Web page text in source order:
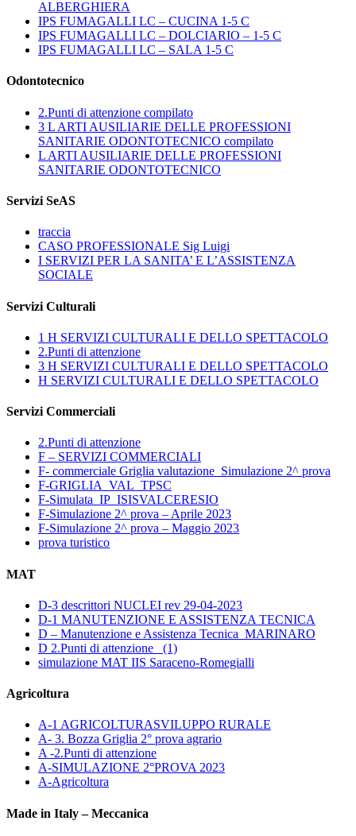
ALBERGHIERA
IPS FUMAGALLI LC – CUCINA 1-5 C
IPS FUMAGALLI LC – DOLCIARIO – 1-5 C
IPS FUMAGALLI LC – SALA 1-5 C
Odontotecnico
2.Punti di attenzione compilato
3 L ARTI AUSILIARIE DELLE PROFESSIONI
SANITARIE ODONTOTECNICO compilato
L ARTI AUSILIARIE DELLE PROFESSIONI
SANITARIE ODONTOTECNICO
Servizi SeAS
traccia
CASO PROFESSIONALE Sig Luigi
I SERVIZI PER LA SANITA’ E L’ASSISTENZA
SOCIALE
Servizi Culturali
1 H SERVIZI CULTURALI E DELLO SPETTACOLO
2.Punti di attenzione
3 H SERVIZI CULTURALI E DELLO SPETTACOLO
H SERVIZI CULTURALI E DELLO SPETTACOLO
Servizi Commerciali
2.Punti di attenzione
F – SERVIZI COMMERCIALI
F- commerciale Griglia valutazione_Simulazione 2^ prova
F-GRIGLIA_VAL_TPSC
F-Simulata_IP_ISISVALCERESIO
F-Simulazione 2^ prova – Aprile 2023
F-Simulazione 2^ prova – Maggio 2023
prova turistico
MAT
D-3 descrittori NUCLEI rev 29-04-2023
D-1 MANUTENZIONE E ASSISTENZA TECNICA
D – Manutenzione e Assistenza Tecnica_MARINARO
D 2.Punti di attenzione_ (1)
simulazione MAT IIS Saraceno-Romegialli
Agricoltura
A-1 AGRICOLTURASVILUPPO RURALE
A- 3. Bozza Griglia 2° prova agrario
A -2.Punti di attenzione
A-SIMULAZIONE 2°PROVA 2023
A-Agricoltura
Made in Italy – Meccanica